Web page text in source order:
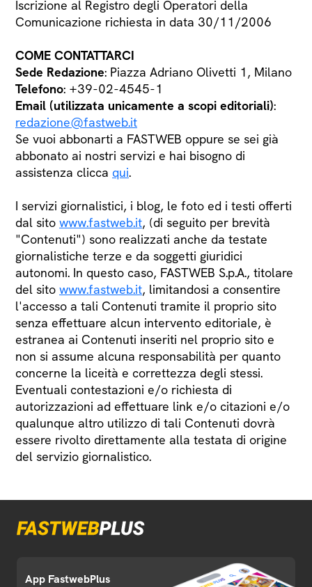
Iscrizione al Registro degli Operatori della
Comunicazione richiesta in data 30/11/2006
COME CONTATTARCI
Sede Redazione: Piazza Adriano Olivetti 1, Milano
Telefono: +39-02-4545-1
Email (utilizzata unicamente a scopi editoriali):
redazione@fastweb.it
Se vuoi abbonarti a FASTWEB oppure se sei già
abbonato ai nostri servizi e hai bisogno di
assistenza clicca qui.
I servizi giornalistici, i blog, le foto ed i testi offerti
dal sito www.fastweb.it, (di seguito per brevità
"Contenuti") sono realizzati anche da testate
giornalistiche terze e da soggetti giuridici
autonomi. In questo caso, FASTWEB S.p.A., titolare
del sito www.fastweb.it, limitandosi a consentire
l'accesso a tali Contenuti tramite il proprio sito
senza effettuare alcun intervento editoriale, è
estranea ai Contenuti inseriti nel proprio sito e
non si assume alcuna responsabilità per quanto
concerne la liceità e correttezza degli stessi.
Eventuali contestazioni e/o richiesta di
autorizzazioni ad effettuare link e/o citazioni e/o
qualunque altro utilizzo di tali Contenuti dovrà
essere rivolto direttamente alla testata di origine
del servizio giornalistico.
App FastwebPlus